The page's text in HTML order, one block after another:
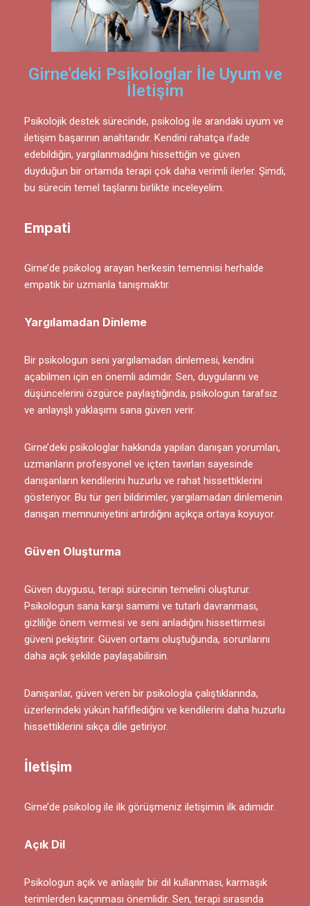
Girne'deki Psikologlar İle Uyum ve
İletişim
Psikolojik destek sürecinde, psikolog ile arandaki uyum ve
iletişim başarının anahtarıdır. Kendini rahatça ifade
edebildiğin, yargılanmadığını hissettiğin ve güven
duyduğun bir ortamda terapi çok daha verimli ilerler. Şimdi,
bu sürecin temel taşlarını birlikte inceleyelim.
Empati
Girne’de psikolog arayan herkesin temennisi herhalde
empatik bir uzmanla tanışmaktır.
Yargılamadan Dinleme
Bir psikologun seni yargılamadan dinlemesi, kendini
açabilmen için en önemli adımdır. Sen, duygularını ve
düşüncelerini özgürce paylaştığında, psikologun tarafsız
ve anlayışlı yaklaşımı sana güven verir.
Girne’deki psikologlar hakkında yapılan danışan yorumları,
uzmanların profesyonel ve içten tavırları sayesinde
danışanların kendilerini huzurlu ve rahat hissettiklerini
gösteriyor. Bu tür geri bildirimler, yargılamadan dinlemenin
danışan memnuniyetini artırdığını açıkça ortaya koyuyor.
Güven Oluşturma
Güven duygusu, terapi sürecinin temelini oluşturur.
Psikologun sana karşı samimi ve tutarlı davranması,
gizliliğe önem vermesi ve seni anladığını hissettirmesi
güveni pekiştirir. Güven ortamı oluştuğunda, sorunlarını
daha açık şekilde paylaşabilirsin.
Danışanlar, güven veren bir psikologla çalıştıklarında,
üzerlerindeki yükün hafiflediğini ve kendilerini daha huzurlu
hissettiklerini sıkça dile getiriyor.
İletişim
Girne’de psikolog ile ilk görüşmeniz iletişimin ilk adımıdır.
Açık Dil
Psikologun açık ve anlaşılır bir dil kullanması, karmaşık
terimlerden kaçınması önemlidir. Sen, terapi sırasında